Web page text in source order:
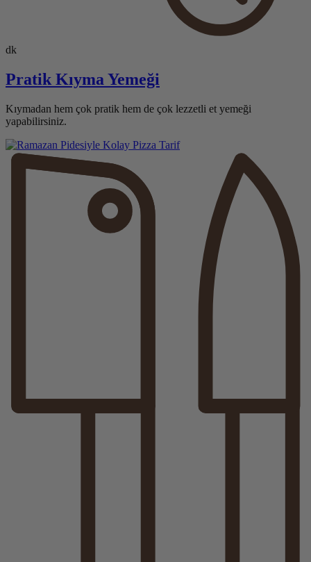
dk
Pratik Kıyma Yemeği
Kıymadan hem çok pratik hem de çok lezzetli et yemeği
yapabilirsiniz.
Tarif